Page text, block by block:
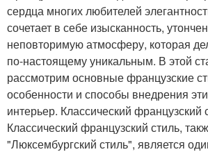
сердца многих любителей
сочетает в себе изысканность,
неповторимую атмосферу, которая
по-настоящему уникальным. В этой
рассмотрим основные французские
особенности и способы внедрения
интерьер. Классический французский
Классический французский стиль,
"Люксембургский стиль", является